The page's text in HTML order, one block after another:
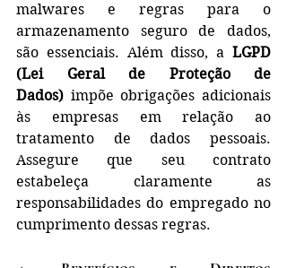
malwares e regras para o
armazenamento seguro de dados,
são essenciais. Além disso, a LGPD
(Lei Geral de Proteção de
Dados) impõe obrigações adicionais
às empresas em relação ao
tratamento de dados pessoais.
Assegure que seu contrato
estabeleça claramente as
responsabilidades do empregado no
cumprimento dessas regras.